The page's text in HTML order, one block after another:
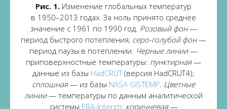
Рис. 1. Изменение глобальных температур
в 1950–2013 годах. За ноль принято среднее
значение с 1961 по 1990 год. Розовый фон—
период быстрого потепления, серо-голубой фон—
период паузы в потеплении. Черные линии—
приповерхностные температуры: пунктирная—
данные из базы HadCRUT(версия HadCRUT4);
сплошная— из базы NASA GISTEMP Цветные
линии— температуры по данным аналитической
системы ERA-Interim: коричневая—